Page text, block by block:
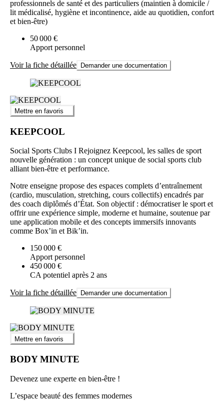
professionnels de santé et des particuliers (maintien à domicile /
lit médicalisé, hygiène et incontinence, aide au quotidien, confort
et bien-être)
50 000 €
Apport personnel
Voir la fiche détaillée Demander une documentation
Mettre en favoris
KEEPCOOL
Social Sports Clubs I Rejoignez Keepcool, les salles de sport
nouvelle génération : un concept unique de social sports club
alliant bien-être et performance.
Notre enseigne propose des espaces complets d’entraînement
(cardio, musculation, stretching, cours collectifs) encadrés par
des coach diplômés d’État. Son objectif : démocratiser le sport et
offrir une expérience simple, moderne et humaine, soutenue par
une application mobile et des concepts immersifs innovants
comme Box’in et Bik’in.
150 000 €
Apport personnel
450 000 €
CA potentiel après 2 ans
Voir la fiche détaillée Demander une documentation
Mettre en favoris
BODY MINUTE
Devenez une experte en bien-être !
L’espace beauté des femmes modernes